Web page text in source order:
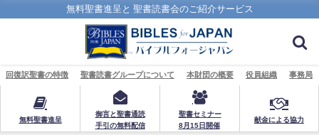
無料聖書進呈と 聖書読書会のご紹介サービス
回復訳聖書の特徴 聖書読書グループについて 本財団の概要 役員組織 事務局
無料聖書進呈
御言と聖書通読
手引の無料配信
聖書セミナー
8月15日開催
献金による協力